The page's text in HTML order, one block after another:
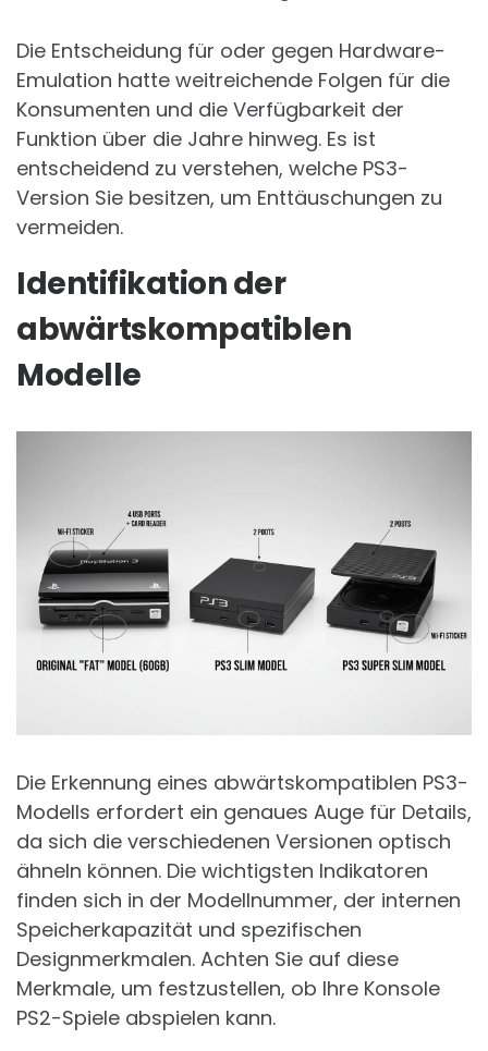
Die Entscheidung für oder gegen Hardware-
Emulation hatte weitreichende Folgen für die
Konsumenten und die Verfügbarkeit der
Funktion über die Jahre hinweg. Es ist
entscheidend zu verstehen, welche PS3-
Version Sie besitzen, um Enttäuschungen zu
vermeiden.
Identifikation der
abwärtskompatiblen
Modelle
Die Erkennung eines abwärtskompatiblen PS3-
Modells erfordert ein genaues Auge für Details,
da sich die verschiedenen Versionen optisch
ähneln können. Die wichtigsten Indikatoren
finden sich in der Modellnummer, der internen
Speicherkapazität und spezifischen
Designmerkmalen. Achten Sie auf diese
Merkmale, um festzustellen, ob Ihre Konsole
PS2-Spiele abspielen kann.